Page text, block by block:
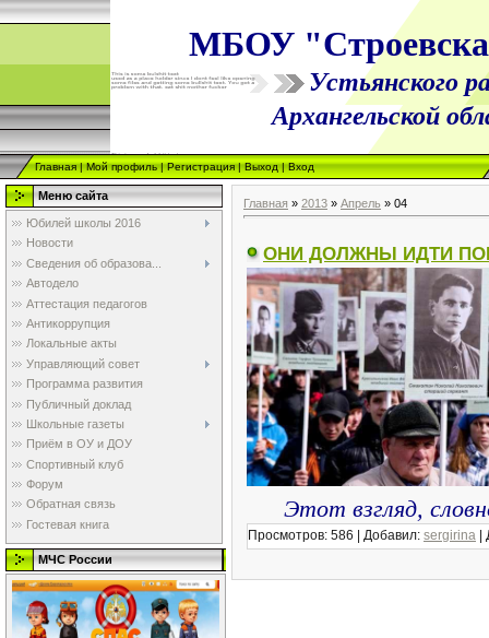
МБОУ
Устьянского
Архангельской
Главная |Мой профиль|Регистрация |Выход|Вход
Меню сайта
Юбилей школы 2016
Новости
Сведения об образова...
Автодело
Аттестация педагогов
Антикоррупция
Локальные акты
Управляющий совет
Программа развития
Публичный доклад
Школьные газеты
Приём в ОУ и ДОУ
Спортивный клуб
Форум
Обратная связь
Гостевая книга
МЧС России
Главная » 2013 » Апрель » 04
ОНИ ДОЛЖНЫ ИДТИ
Этот взгляд,
Просмотров: 586 Добавил: sergirina